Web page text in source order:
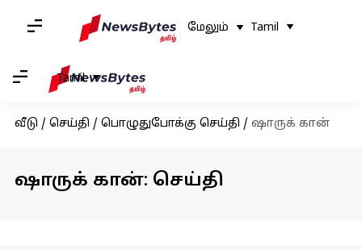
மேலும் Tamil
Tamil
வீடு / செய்தி / பொழுதுபோக்கு செய்தி / ஷாருக் கான்
ஷாருக் கான்: செய்தி